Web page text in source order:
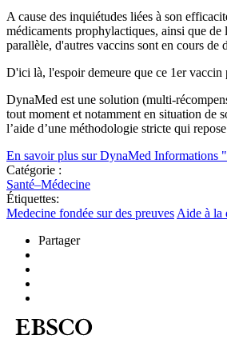
A cause des inquiétudes liées à son
médicaments prophylactiques, ainsi que
parallèle, d'autres vaccins sont en cours de
D'ici là, l'espoir demeure que ce 1er vaccin
DynaMed est une solution (multi-
tout moment et notamment en situation de
l’aide d’une méthodologie stricte qui
En savoir plus sur DynaMed Informations
Catégorie :
Santé–Médecine
Étiquettes:
Medecine fondée sur des preuves Aide à la
Partager